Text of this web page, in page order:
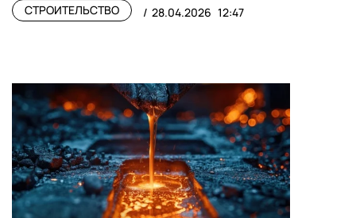
СТРОИТЕЛЬСТВО 28.04.2026 12:47